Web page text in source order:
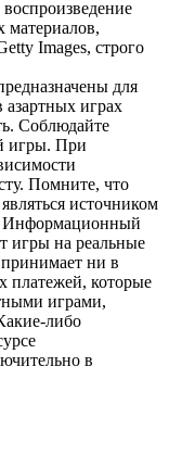
материалов,
Images, строго
для
азартных играх
Соблюдайте
игры. При
Помните, что
источником
Информационный
игры на реальные
ни в
платежей, которые
играми,
либо
в